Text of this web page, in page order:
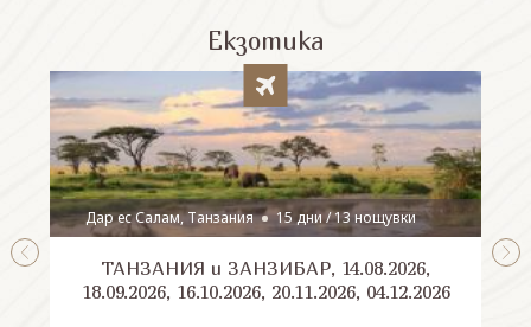
Екзотика
Дар ес Салам, Танзания 15 дни / 13 нощувки
ТАНЗАНИЯ и ЗАНЗИБАР, 14.08.2026,
18.09.2026, 16.10.2026, 20.11.2026, 04.12.2026